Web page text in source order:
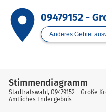
place09479152 -
Anderes Gebiet
Stimmendiagramm
Stadtratswahl, 09479152 - Große
Amtliches Endergebnis